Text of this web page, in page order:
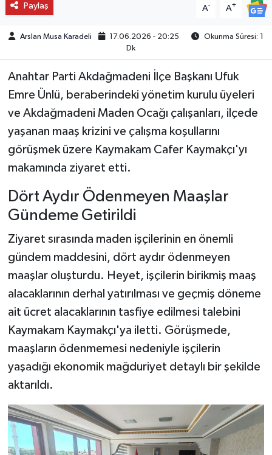
Paylaş A- A+
Arslan Musa Karadeli 17.06.2026 - 20:25
Okunma Süresi: 1
Dk
Anahtar Parti Akdağmadeni İlçe Başkanı Ufuk
Emre Ünlü, beraberindeki yönetim kurulu üyeleri
ve Akdağmadeni Maden Ocağı çalışanları, ilçede
yaşanan maaş krizini ve çalışma koşullarını
görüşmek üzere Kaymakam Cafer Kaymakçı'yı
makamında ziyaret etti.
Dört Aydır Ödenmeyen Maaşlar
Gündeme Getirildi
Ziyaret sırasında maden işçilerinin en önemli
gündem maddesini, dört aydır ödenmeyen
maaşlar oluşturdu. Heyet, işçilerin birikmiş maaş
alacaklarının derhal yatırılması ve geçmiş döneme
ait ücret alacaklarının tasfiye edilmesi talebini
Kaymakam Kaymakçı'ya iletti. Görüşmede,
maaşların ödenmemesi nedeniyle işçilerin
yaşadığı ekonomik mağduriyet detaylı bir şekilde
aktarıldı.